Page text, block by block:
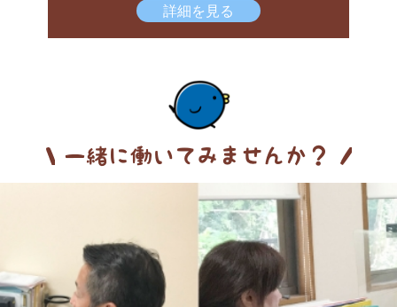
詳細を見る
一緒に働いてみませんか？